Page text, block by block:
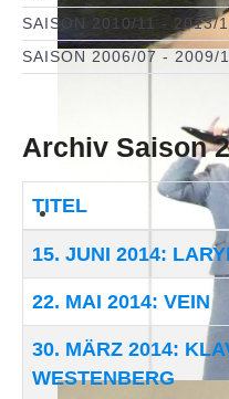
SAISON 2010/11 - 2013/
SAISON 2006/07 - 2009/
Archiv Saison
TITEL
15. JUNI 2014:
22. MAI 2014: VEIN
30. MÄRZ 2014:
WESTENBERG